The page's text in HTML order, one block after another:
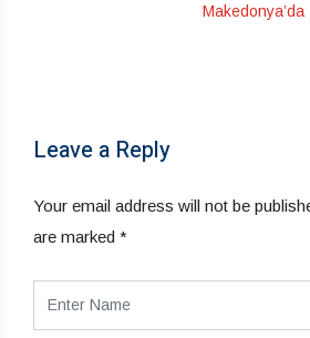
Makedonya’da
Leave a Reply
Your email address will not be
are marked *